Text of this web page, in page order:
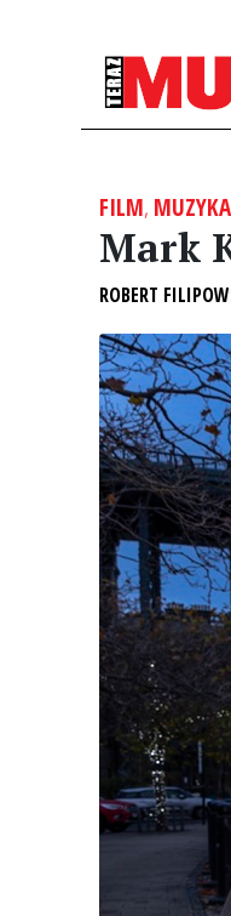
FILM, MUZYKA
Mark
ROBERT